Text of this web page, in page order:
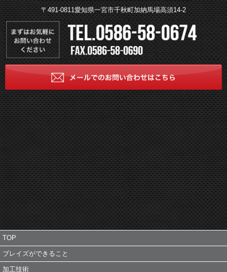
〒491-0811愛知県一宮市千秋町加納馬場高須14-2
TOP
ブレイズができること
加工技術